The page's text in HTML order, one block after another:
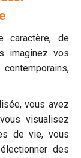
caractère, de
imaginez vos
vous avez
visualisez
de vie, vous
des